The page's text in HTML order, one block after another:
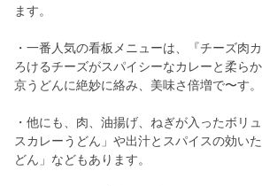
ます。
・一番人気の看板メニューは、『チーズ肉
ろけるチーズがスパイシーなカレーと柔ら
京うどんに絶妙に絡み、美味さ倍増で〜す
・他にも、肉、油揚げ、ねぎが入ったボリ
スカレーうどん」や出汁とスパイスの効い
どん」などもあります。